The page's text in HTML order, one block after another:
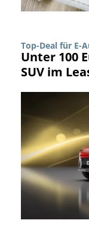
Top-Deal für E-
Unter 100
SUV im